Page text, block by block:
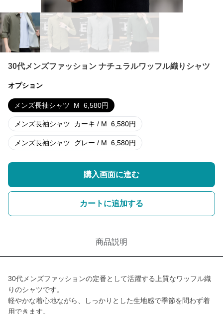
30代メンズファッション ナチュラルワッフル織りシャツ
オプション
メンズ長袖シャツ M 6,580円
メンズ長袖シャツ カーキ / M 6,580円
メンズ長袖シャツ グレー / M 6,580円
購入画面に進む
カートに追加する
商品説明
30代メンズファッションの定番として活躍する上質なワッフル織
りのシャツです。
軽やかな着心地ながら、しっかりとした生地感で季節を問わず着
用できます。